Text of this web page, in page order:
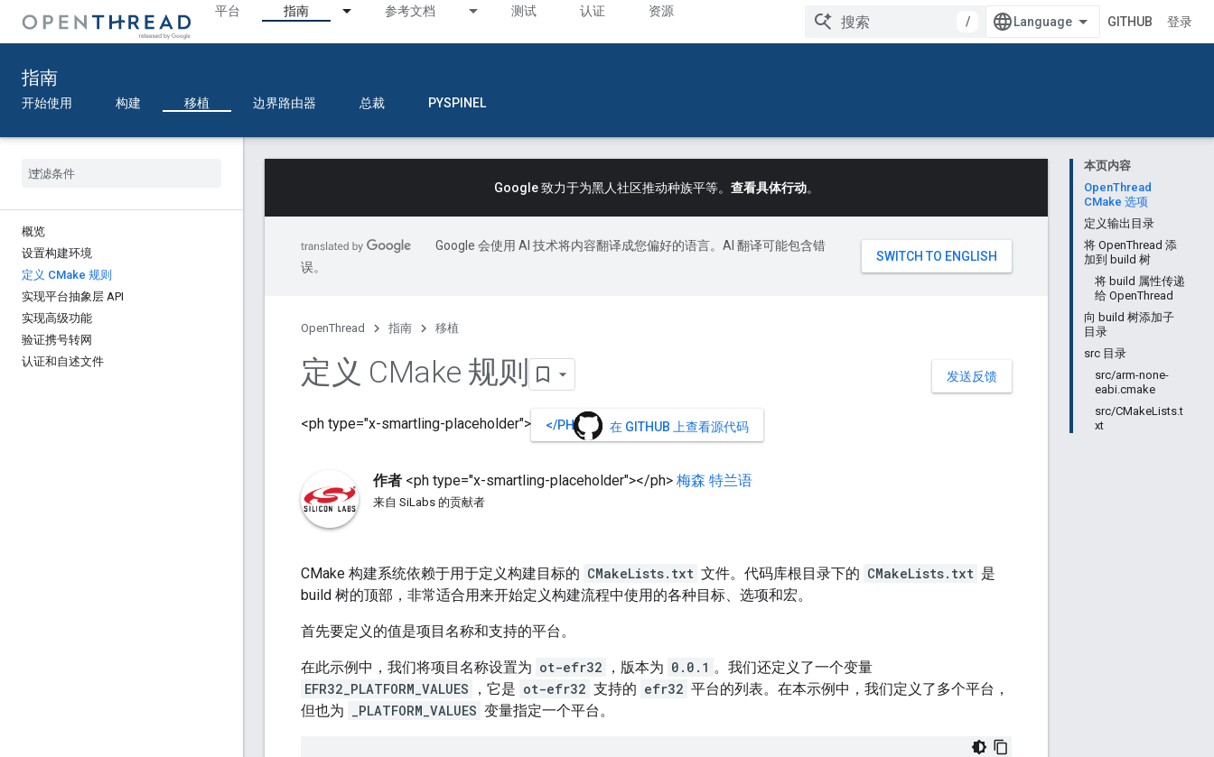
平台 指南 参考文档 测试 认证 资源
/ GITHUB 登录
指南
开始使用 构建 移植 边界路由器 总裁 PYSPINEL
概览
设置构建环境
定义 CMake 规则
实现平台抽象层 API
实现高级功能
验证携号转网
认证和自述文件
本页内容
OpenThread
CMake 选项
定义输出目录
将 OpenThread 添
加到 build 树
将 build 属性传递
给 OpenThread
向 build 树添加子
目录
src 目录
src/arm-none-
eabi.cmake
src/CMakeLists.t
xt
Google 致力于为黑人社区推动种族平等。 查看具体行动。
Google 会使用 AI 技术将内容翻译成您偏好的语言。AI 翻译可能包含错
误。
OpenThread 指南 移植
发送反馈
定义 CMake 规则
<ph type="x-smartling-placeholder"> </PH> 在 GITHUB 上查看源代码
作者 <ph type="x-smartling-placeholder"></ph> 梅森 特兰语
来自 SiLabs 的贡献者
CMake 构建系统依赖于用于定义构建目标的 CMakeLists.txt 文件。代码库根目录下的 CMakeLists.txt 是
build 树的顶部，非常适合用来开始定义构建流程中使用的各种目标、选项和宏。
首先要定义的值是项目名称和支持的平台。
在此示例中，我们将项目名称设置为 ot-efr32 ，版本为 0.0.1 。我们还定义了一个变量
EFR32_PLATFORM_VALUES
，它是 ot-efr32 支持的 efr32 平台的列表。在本示例中，我们定义了多个平台，
但也为
_PLATFORM_VALUES 变量指定一个平台。